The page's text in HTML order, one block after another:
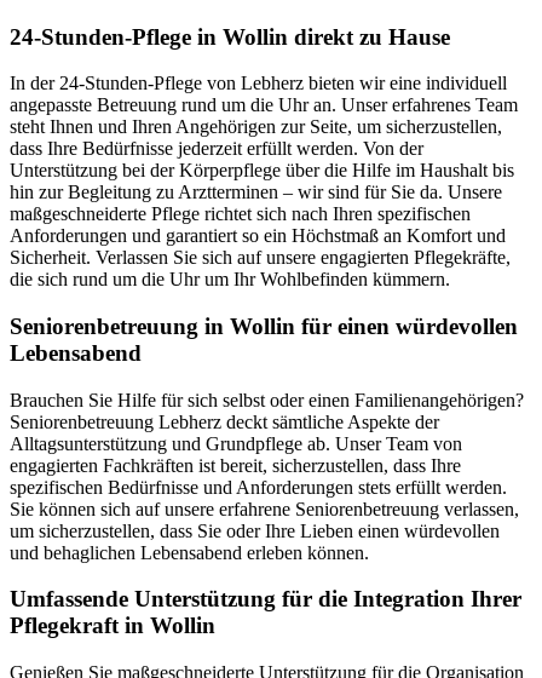
24-Stunden-Pflege in Wollin direkt zu Hause
In der 24-Stunden-Pflege von Lebherz bieten wir eine individuell
angepasste Betreuung rund um die Uhr an. Unser erfahrenes Team
steht Ihnen und Ihren Angehörigen zur Seite, um sicherzustellen,
dass Ihre Bedürfnisse jederzeit erfüllt werden. Von der
Unterstützung bei der Körperpflege über die Hilfe im Haushalt bis
hin zur Begleitung zu Arztterminen – wir sind für Sie da. Unsere
maßgeschneiderte Pflege richtet sich nach Ihren spezifischen
Anforderungen und garantiert so ein Höchstmaß an Komfort und
Sicherheit. Verlassen Sie sich auf unsere engagierten Pflegekräfte,
die sich rund um die Uhr um Ihr Wohlbefinden kümmern.
Senioren­betreuung in Wollin für einen würdevollen
Lebensabend
Brauchen Sie Hilfe für sich selbst oder einen Familienangehörigen?
Seniorenbetreuung Lebherz deckt sämtliche Aspekte der
Alltagsunterstützung und Grundpflege ab. Unser Team von
engagierten Fachkräften ist bereit, sicherzustellen, dass Ihre
spezifischen Bedürfnisse und Anforderungen stets erfüllt werden.
Sie können sich auf unsere erfahrene Seniorenbetreuung verlassen,
um sicherzustellen, dass Sie oder Ihre Lieben einen würdevollen
und behaglichen Lebensabend erleben können.
Umfassende Unterstützung für die Integration Ihrer
Pflegekraft in Wollin
Genießen Sie maßgeschneiderte Unterstützung für die Organisation